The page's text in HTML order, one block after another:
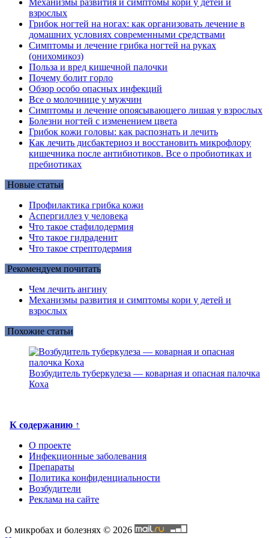
взрослых
Грибок ногтей на ногах: как организовать лечение в
домашних условиях современными средствами
Симптомы и лечение грибка ногтей на руках
(онихомикоз)
Польза и вред кишечной палочки
Почему болит горло
Обзор особо опасных инфекций
Все о молочнице у мужчин
Симптомы и лечение опоясывающего лишая у взрослых
Болезни ногтей с изменением цвета
Грибок кожи головы: как распознать и лечить
Как лечить дисбактериоз и восстановить микрофлору
кишечника после антибиотиков. Все о пробиотиках и
пребиотиках
Новые статьи
Профилактика грибка кожи
Аспергиллез у человека
Что такое стафилодермия
Что такое гидраденит
Что такое стрептодермия
Рекомендуем почитать
Чем лечить ангину
Механизмы развития и симптомы кори у детей и
взрослых
Похожие статьи
Возбудитель туберкулеза — коварная и опасная палочка
Коха
К содержанию ↑
О проекте
Инфекционные заболевания
Препараты
Политика конфиденциальности
Возбудители
Реклама на сайте
О микробах и болезнях © 2026